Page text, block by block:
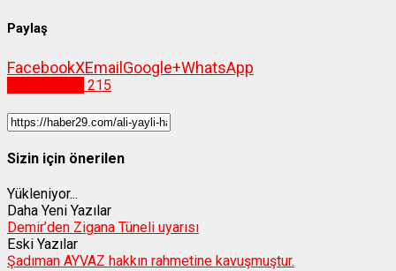
Paylaş
FacebookXEmail Google+WhatsApp
215
Sizin için önerilen
Yükleniyor...
Daha Yeni Yazılar
Demir’den Zigana Tüneli uyarısı
Eski Yazılar
Şadıman AYVAZ hakkın rahmetine kavuşmuştur.